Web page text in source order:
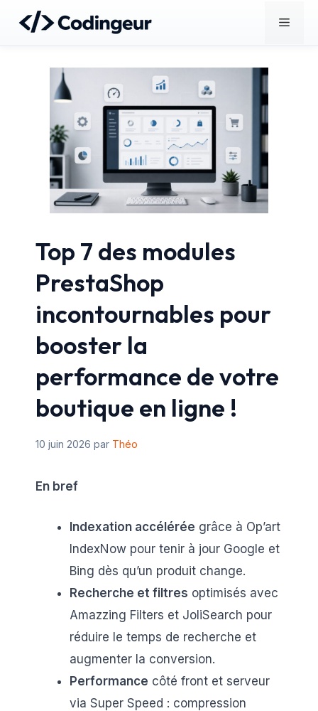
contenu
Menu
Top 7 des modules
PrestaShop
incontournables pour
booster la
performance de votre
boutique en ligne !
10 juin 2026 par Théo
En bref
Indexation accélérée grâce à Op’art
IndexNow pour tenir à jour Google et
Bing dès qu’un produit change.
Recherche et filtres optimisés avec
Amazzing Filters et JoliSearch pour
réduire le temps de recherche et
augmenter la conversion.
Performance côté front et serveur
via Super Speed : compression